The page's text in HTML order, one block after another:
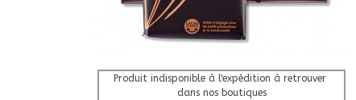
Afficher Plus
Produit indisponible à l'expédition à retrouver
dans nos boutiques